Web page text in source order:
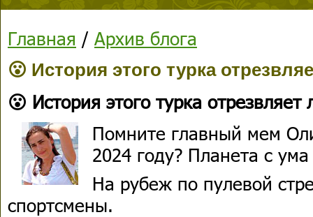
Главная / Архив блога
😮 История этого турка
😮 История этого турка отрезвляет
Помните главный мем
2024 году? Планета с
На рубеж по пулевой
спортсмены.